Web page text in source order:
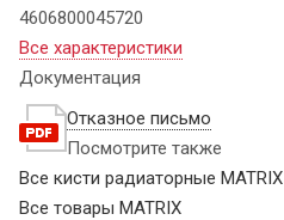
4606800045720
Все характеристики
Документация
Отказное письмо
Посмотрите также
Все кисти радиаторные MATRIX
Все товары MATRIX